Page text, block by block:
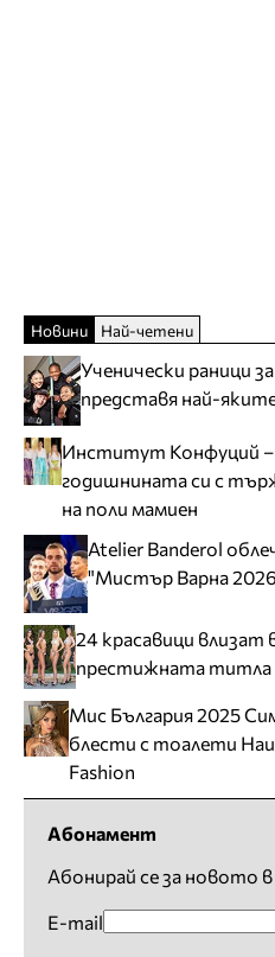
Новини Най-четени
Ученически раници
представя най-
Институт Конфуций
годишнината си с
на поли мамиен
Atelier Banderol
"Мистър Варна
24 красавици влизат
престижната титла
Мис България 2025
блести с тоалети
Fashion
Абонамент
Абонирай се за новото
E-mail